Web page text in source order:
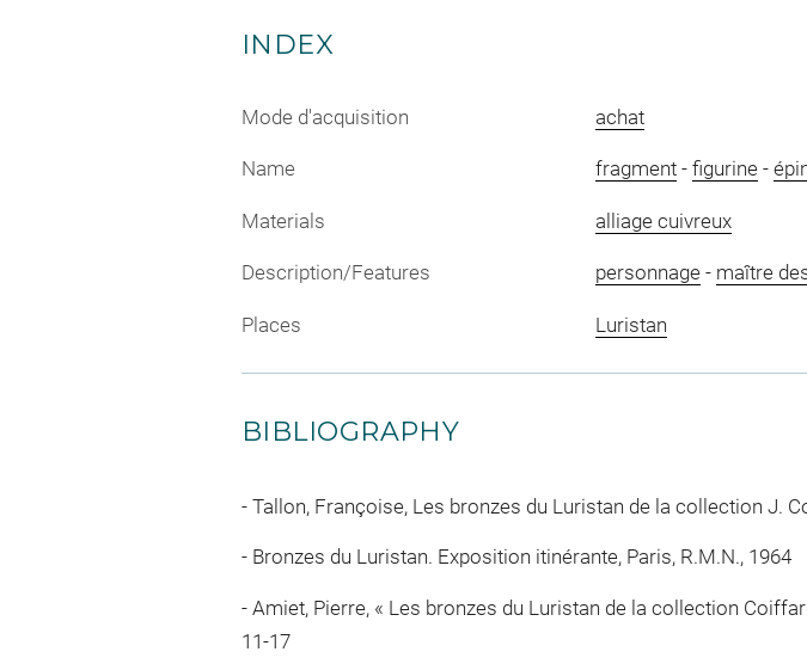
INDEX
Mode d'acquisition achat
Name fragment- figurine-
Materials alliage cuivreux
Description/Features personnage- maître
Places Luristan
BIBLIOGRAPHY
Tallon, Françoise, Les bronzes du Luristan de la collection J.
Bronzes du Luristan. Exposition itinérante, Paris, R.M.N., 1964
Amiet, Pierre, « Les bronzes du Luristan de la collection
11-17